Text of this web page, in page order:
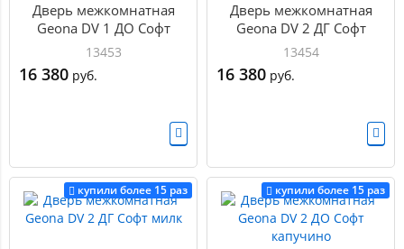
Дверь межкомнатная
Geona DV 1 ДО Софт
милк
13453
16 380 руб.
Дверь межкомнатная
Geona DV 2 ДГ Софт
капучино
13454
16 380 руб.
купили более 15 раз купили более 15 раз